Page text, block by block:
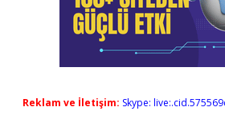
Reklam ve İletişim: Skype: